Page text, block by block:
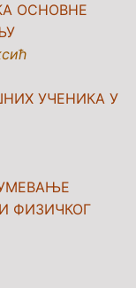
ОСНОВНЕ
УЧЕНИКА У
ФИЗИЧКОГ